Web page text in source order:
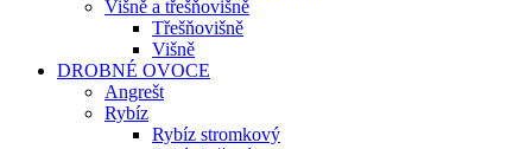
Višně a třešňovišně
Třešňovišně
Višně
DROBNÉ OVOCE
Angrešt
Rybíz
Rybíz stromkový